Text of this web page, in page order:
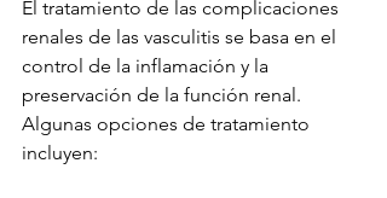
El tratamiento de las complicaciones
renales de las vasculitis se basa en el
control de la inflamación y la
preservación de la función renal.
Algunas opciones de tratamiento
incluyen: